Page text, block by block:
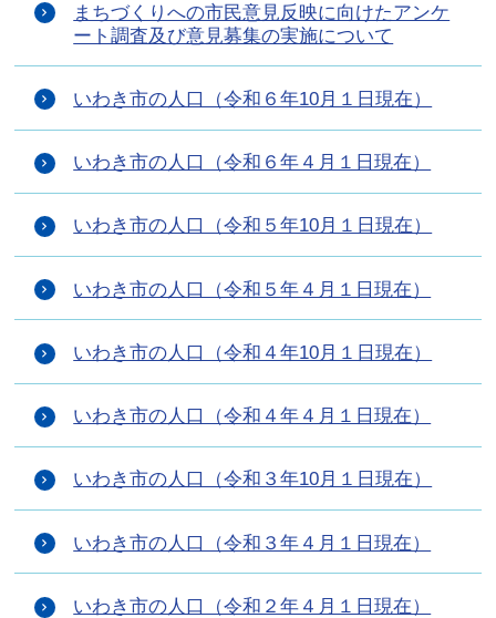
まちづくりへの市民意見反映に向けたアンケ
ート調査及び意見募集の実施について
いわき市の人口（令和６年10月１日現在）
いわき市の人口（令和６年４月１日現在）
いわき市の人口（令和５年10月１日現在）
いわき市の人口（令和５年４月１日現在）
いわき市の人口（令和４年10月１日現在）
いわき市の人口（令和４年４月１日現在）
いわき市の人口（令和３年10月１日現在）
いわき市の人口（令和３年４月１日現在）
いわき市の人口（令和２年４月１日現在）